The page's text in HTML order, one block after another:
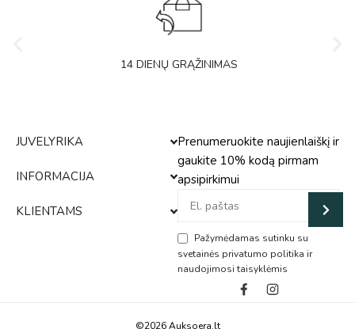
14 DIENŲ GRĄŽINIMAS
JUVELYRIKA
INFORMACIJA
KLIENTAMS
Prenumeruokite naujienlaiškį ir
gaukite 10% kodą pirmam
apsipirkimui
Pažymėdamas sutinku su
svetainės privatumo politika ir
naudojimosi taisyklėmis
Alternative:
©2026 Auksoera.lt